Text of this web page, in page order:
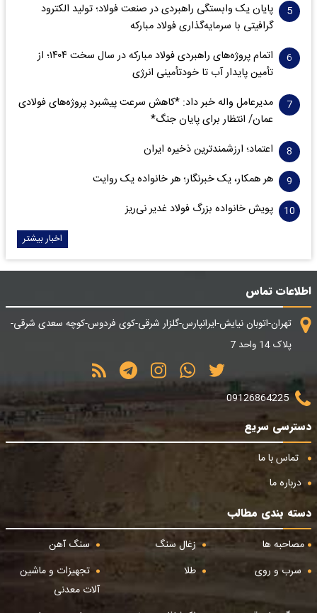
پایان یک وابستگی راهبردی در صنعت فولاد؛ تولید الکترود
گرافیتی با سرمایه‌گذاری فولاد مبارکه
اتمام پروژه‌های راهبردی فولاد مبارکه در سال سخت ۱۴۰۴؛ از
تأمین پایدار آب تا خودتأمینی انرژی
مدیرعامل واله خبر داد: *کاهش سرعت پیشبرد پروژه‌های فولادی
عمان/ انتظار برای پایان جنگ*
اعتماد؛ ارزشمندترین ذخیره ایران
هر همکار، یک خبرنگار؛ هر خانواده یک روایت
پویش خانواده بزرگ فولاد غدیر نی‌ریز
اخبار بیشتر
اطلاعات تماس
تهران-اتوبان نیایش-ایرانپارس-گلزار شرقی-کوی فردوس-کوچه سعدی شرقی-
پلاک 14 واحد 7
09126864225
دسترسی سریع
تماس با ما
درباره ما
دسته بندی مطالب
مصاحبه ها
زغال سنگ
سنگ آهن
سرب و روی
طلا
تجهیزات و ماشین
آلات معدنی